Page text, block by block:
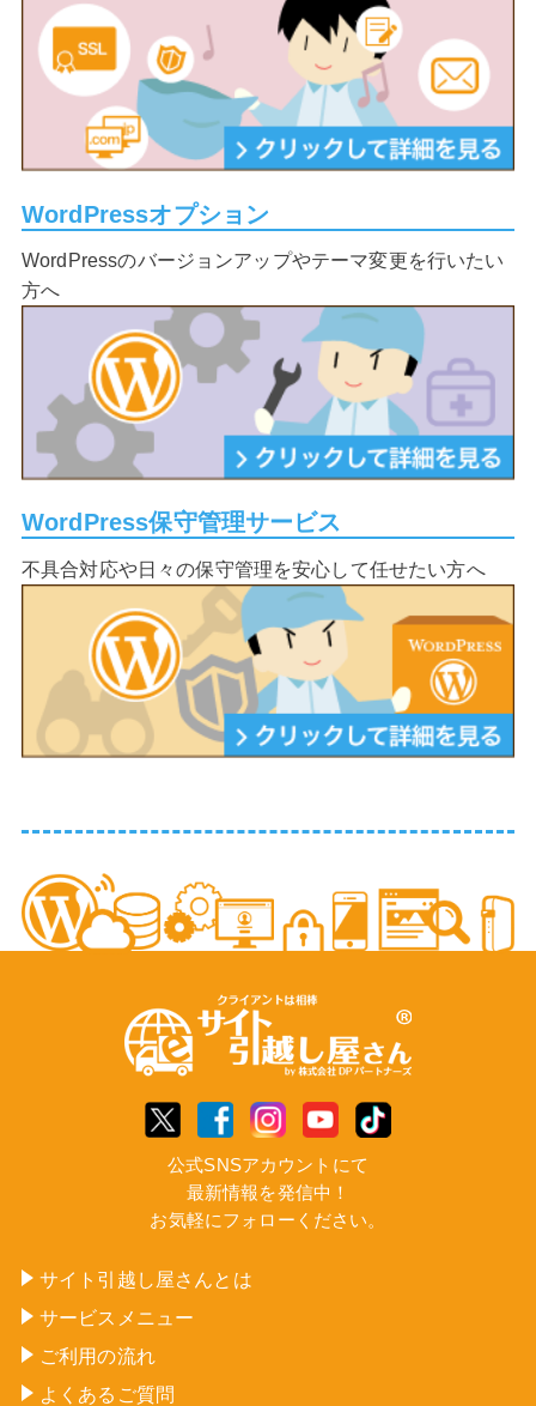
WordPressオプション
WordPressのバージョンアップやテーマ変更を行いたい
方へ
WordPress保守管理サービス
不具合対応や日々の保守管理を安心して任せたい方へ
公式SNSアカウントにて
最新情報を発信中！
お気軽にフォローください。
サイト引越し屋さんとは
サービスメニュー
ご利用の流れ
よくあるご質問